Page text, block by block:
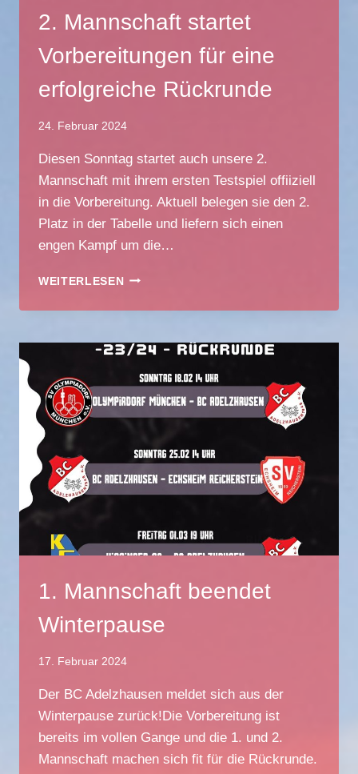
2. Mannschaft startet
Vorbereitungen für eine
erfolgreiche Rückrunde
24. Februar 2024
Diesen Sonntag startet auch unsere 2.
Mannschaft mit ihrem ersten Testspiel offiiziell
in die Vorbereitung. Aktuell belegen sie den 2.
Platz in der Tabelle und liefern sich einen
engen Kampf um die…
WEITERLESEN2.
STARTET
FÜR
ERFOLGREICHE
RÜCKRUNDE
1. Mannschaft beendet
Winterpause
17. Februar 2024
Der BC Adelzhausen meldet sich aus der
Winterpause zurück!Die Vorbereitung ist
bereits im vollen Gange und die 1. und 2.
Mannschaft machen sich fit für die Rückrunde.